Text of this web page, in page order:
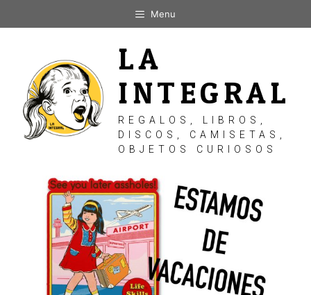
al
Menu
LA
INTEGRAL
REGALOS, LIBROS,
DISCOS, CAMISETAS,
OBJETOS CURIOSOS